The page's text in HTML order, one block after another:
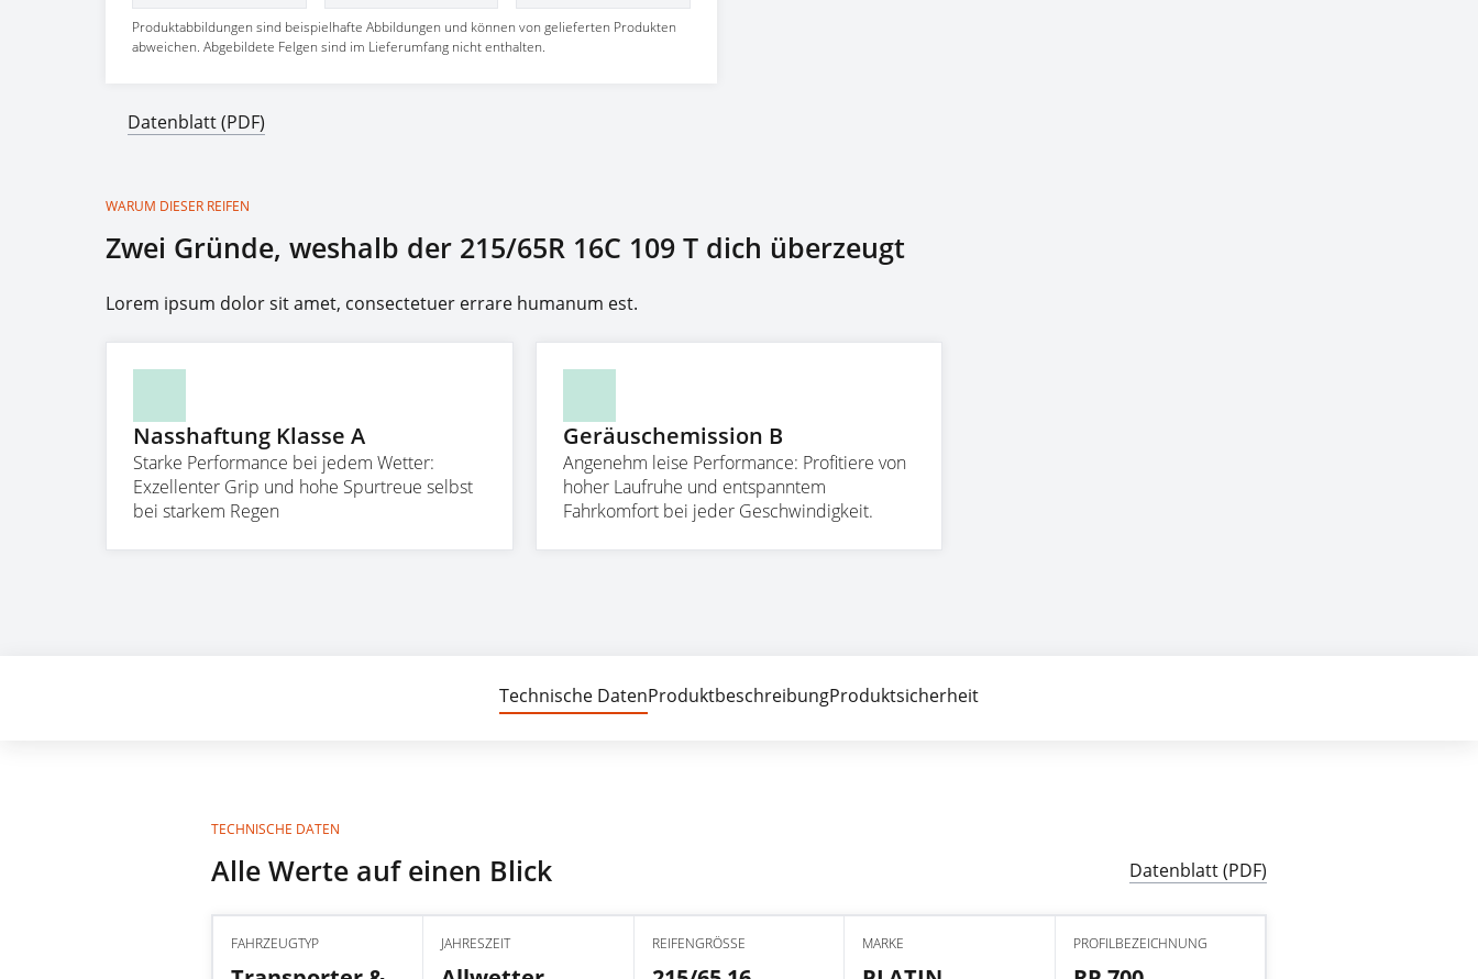
Produktabbildungen sind beispielhafte Abbildungen und können von gelieferten Produkten
abweichen. Abgebildete Felgen sind im Lieferumfang nicht enthalten.
Datenblatt (PDF)
WARUM DIESER REIFEN
Zwei Gründe, weshalb der 215/65R 16C 109 T dich überzeugt
Lorem ipsum dolor sit amet, consectetuer errare humanum est.
Nasshaftung Klasse A
Starke Performance bei jedem Wetter:
Exzellenter Grip und hohe Spurtreue selbst
bei starkem Regen
Geräuschemission B
Angenehm leise Performance: Profitiere von
hoher Laufruhe und entspanntem
Fahrkomfort bei jeder Geschwindigkeit.
Technische DatenProduktbeschreibungProduktsicherheit
TECHNISCHE DATEN
Alle Werte auf einen Blick Datenblatt (PDF)
FAHRZEUGTYP JAHRESZEIT REIFENGRÖSSE MARKE PROFILBEZEICHNUNG